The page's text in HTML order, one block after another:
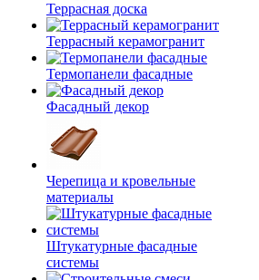
Террасная доска
Террасный керамогранит
Термопанели фасадные
Фасадный декор
Черепица и кровельные
материалы
Штукатурные фасадные
системы